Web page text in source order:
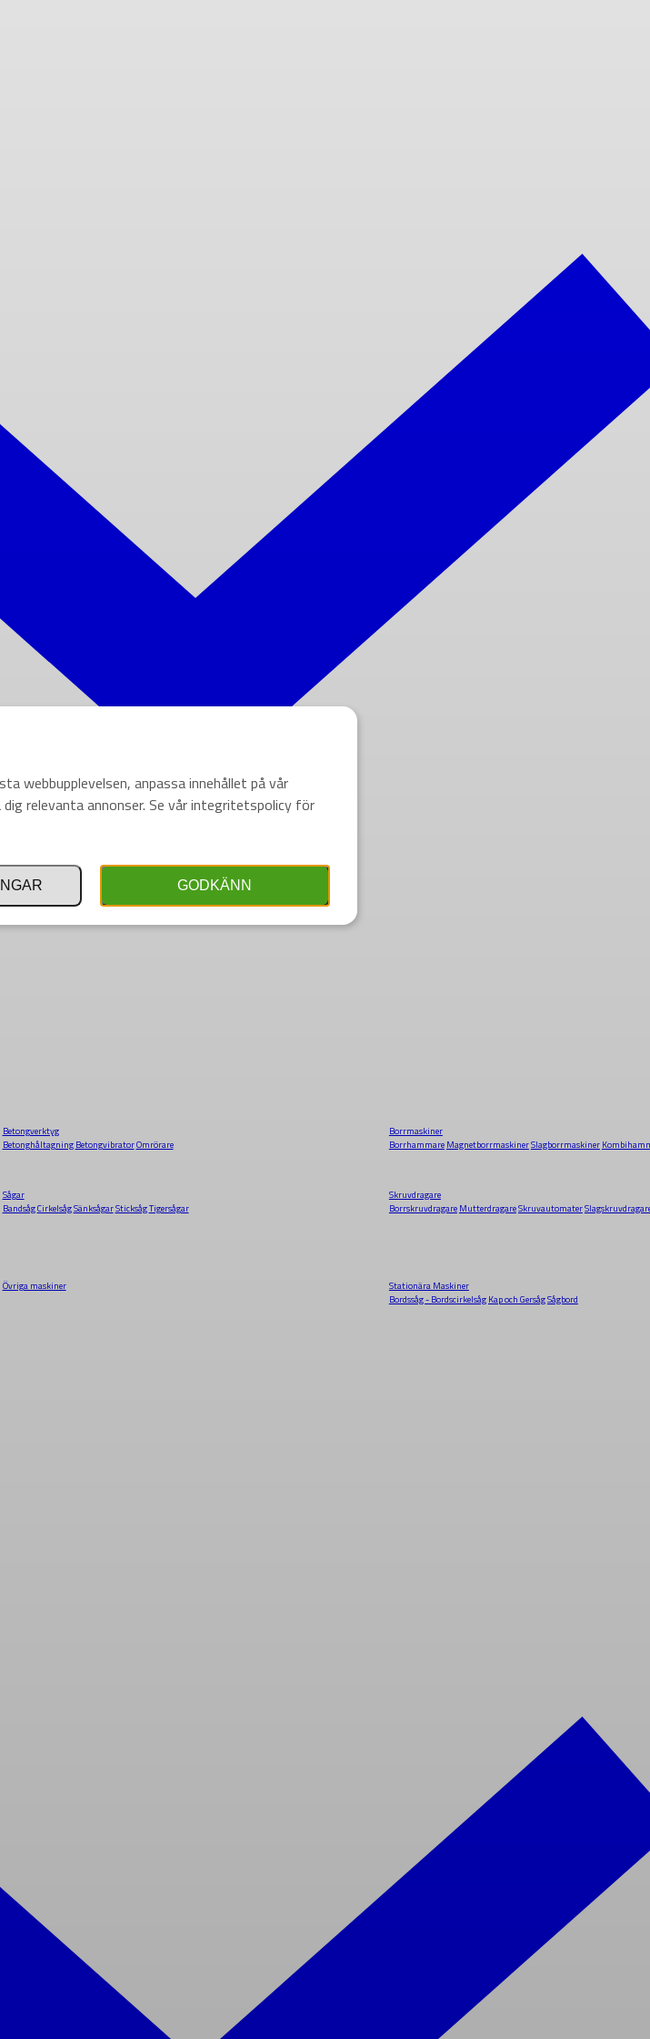
Betongverktyg
Betonghåltagning BetongvibratorOmrörare
Borrmaskiner
Borrhammare MagnetborrmaskinerSlagborrmaskiner
Sågar
BandsågCirkelsågSänksågarSticksågTigersågar
Skruvdragare
Borrskruvdragare MutterdragareSkruvautomater
Övriga maskiner
Stationära Maskiner
Bordssåg - Bordscirkelsåg Kap och GersågSågbord
webbupplevelsen, anpassa innehållet på vår
relevanta annonser. Se vår integritetspolicy för
GODKÄNN